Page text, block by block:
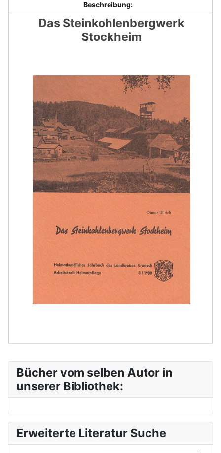
Beschreibung:
Das Steinkohlenbergwerk
Stockheim
Bücher vom selben Autor in
unserer Bibliothek:
Erweiterte Literatur Suche